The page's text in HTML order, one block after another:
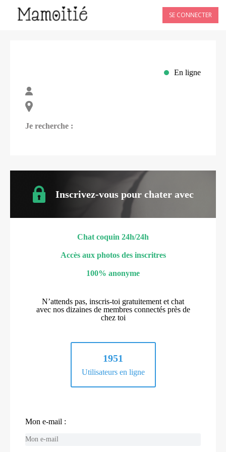
SE CONNECTER
En ligne
Je recherche :
Inscrivez-vous pour chater avec
Chat coquin 24h/24h
Accès aux photos des inscritres
100% anonyme
N’attends pas, inscris-toi gratuitement et chat
avec nos dizaines de membres connectés près de
chez toi
1951
Utilisateurs en ligne
Mon e-mail :